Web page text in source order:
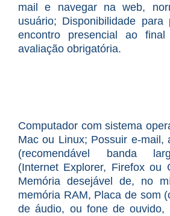
mail e navegar na web,
usuário; Disponibilidade
encontro presencial ao
avaliação obrigatória.
Computador com sistema
Mac ou Linux; Possuir e-mail,
(recomendável banda
(Internet Explorer, Firefox ou
Memória desejável de, no
memória RAM, Placa de som
de áudio, ou fone de ouvido,